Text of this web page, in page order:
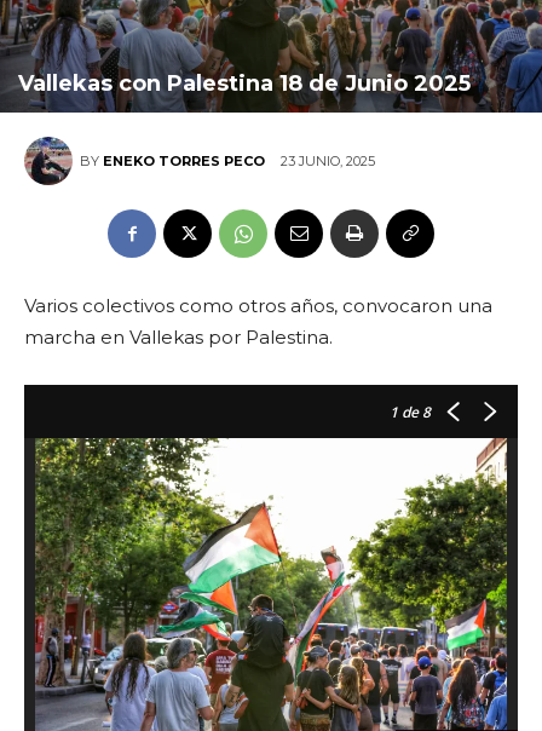
Vallekas con Palestina 18 de Junio 2025
BY ENEKO TORRES PECO 23 JUNIO, 2025
Varios colectivos como otros años, convocaron una
marcha en Vallekas por Palestina.
1 de 8